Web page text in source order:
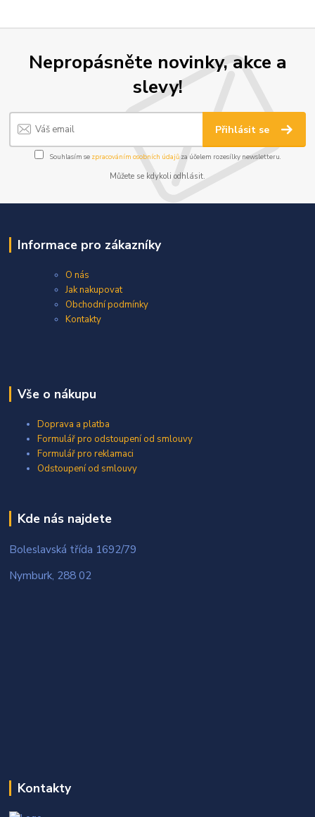
Nepropásněte novinky, akce a
slevy!
Přihlásit se
Souhlasím se zpracováním osobních údajůza účelem rozesílky newsletteru.
Můžete se kdykoli odhlásit.
Informace pro zákazníky
O nás
Jak nakupovat
Obchodní podmínky
Kontakty
Vše o nákupu
Doprava a platba
Formulář pro odstoupení od smlouvy
Formulář pro reklamaci
Odstoupení od smlouvy
Kde nás najdete
Boleslavská třída 1692/79
Nymburk, 288 02
Kontakty